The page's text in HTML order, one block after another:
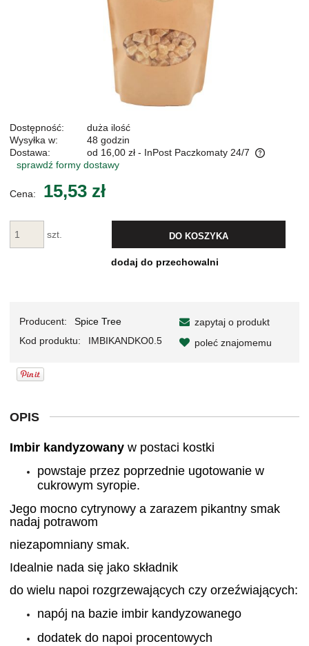
Dostępność:
duża ilość
Wysyłka w:
48 godzin
Dostawa:
od 16,00 zł - InPost Paczkomaty 24/7
Cena nie zawiera ewentualnych kosztów płatności
sprawdź formy dostawy
Cena: 15,53 zł
szt. DO KOSZYKA
dodaj do przechowalni
Producent:
Spice Tree
Kod produktu:
IMBIKANDKO0.5
zapytaj o produkt
poleć znajomemu
OPIS
Imbir kandyzowany w postaci kostki
powstaje przez poprzednie ugotowanie w
cukrowym syropie.
Jego mocno cytrynowy a zarazem pikantny smak
nadaj potrawom
niezapomniany smak.
Idealnie nada się jako składnik
do wielu napoi rozgrzewających czy orzeźwiających:
napój na bazie imbir kandyzowanego
dodatek do napoi procentowych